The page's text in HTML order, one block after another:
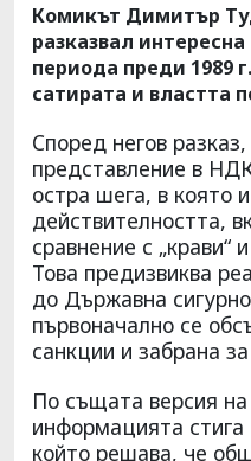
Комикът Димитър
разказвал
периода преди 1989
сатирата и властта
Според негов
представление в
остра шега, в която
действителността,
сравнение с
Това предизвиква
до Държавна
първоначално се
санкции и забрана
По същата версия
информацията
който решава, че